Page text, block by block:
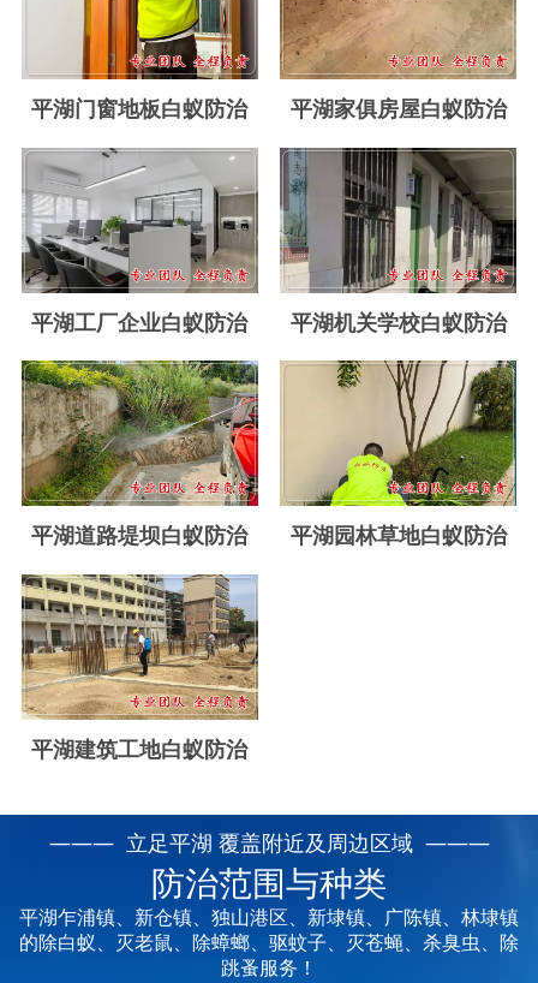
景宁白蚁防治
台州白蚁防治
玉环白蚁防治
温岭白蚁防治
临海白蚁防治
三门白蚁防治
天台白蚁防治
仙居白蚁防治
广州白蚁防治
东莞白蚁防治
佛山白蚁防治
深圳白蚁防治
云浮白蚁防治
新兴白蚁防治
肇庆白蚁防治
平湖门窗地板白蚁防治 平湖家俱房屋白蚁防治
平湖工厂企业白蚁防治 平湖机关学校白蚁防治
平湖道路堤坝白蚁防治 平湖园林草地白蚁防治
平湖建筑工地白蚁防治
——— 立足平湖 覆盖附近及周边区域 ———
防治范围与种类
平湖乍浦镇、新仓镇、独山港区、新埭镇、广陈镇、林埭镇
的除白蚁、灭老鼠、除蟑螂、驱蚊子、灭苍蝇、杀臭虫、除
跳蚤服务！